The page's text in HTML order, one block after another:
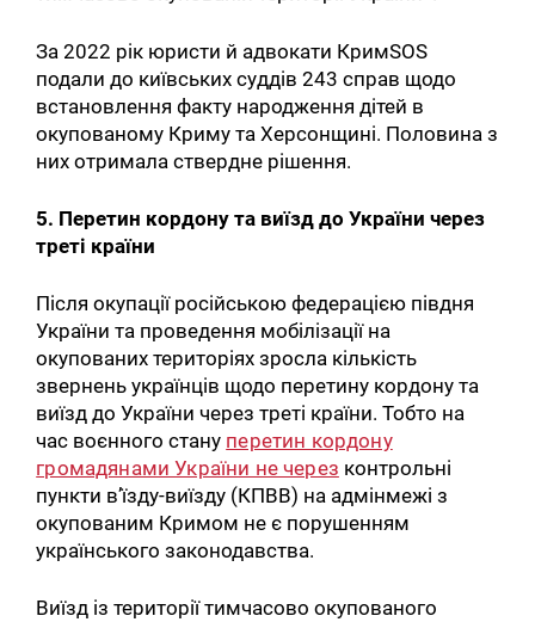
За 2022 рік юристи й адвокати КримSOS
подали до київських суддів 243 справ щодо
встановлення факту народження дітей в
окупованому Криму та Херсонщині. Половина з
них отримала ствердне рішення.
5. Перетин кордону та виїзд до України через
треті країни
Після окупації російською федерацією півдня
України та проведення мобілізації на
окупованих територіях зросла кількість
звернень українців щодо перетину кордону та
виїзд до України через треті країни. Тобто на
час воєнного стану перетин кордону
громадянами України не через контрольні
пункти в’їзду-виїзду (КПВВ) на адмінмежі з
окупованим Кримом не є порушенням
українського законодавства.
Виїзд із території тимчасово окупованого